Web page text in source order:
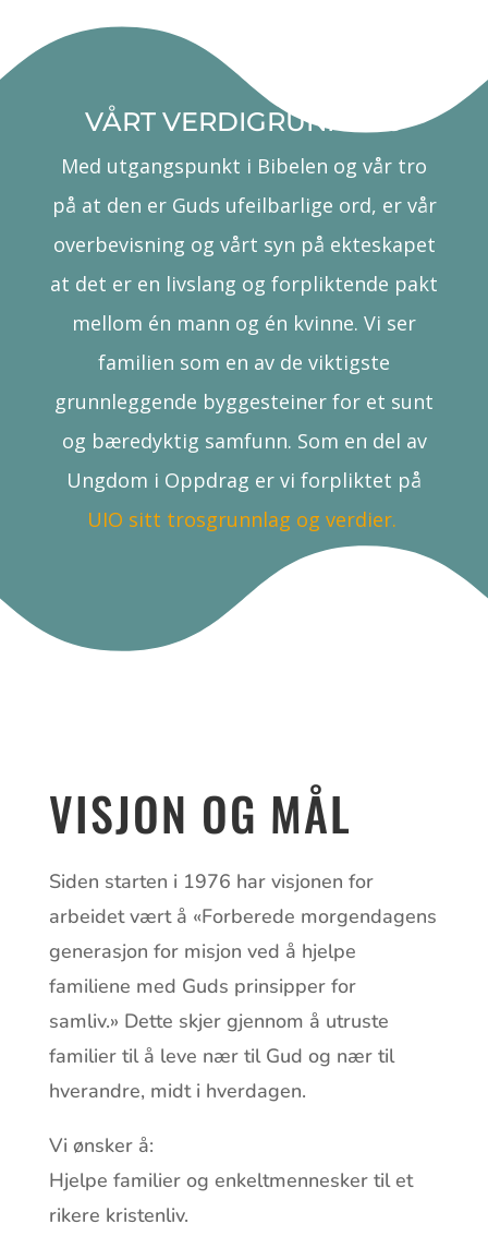
VÅRT VERDIGRUNNLAG
Med utgangspunkt i Bibelen og vår tro
på at den er Guds ufeilbarlige ord, er vår
overbevisning og vårt syn på ekteskapet
at det er en livslang og forpliktende pakt
mellom én mann og én kvinne. Vi ser
familien som en av de viktigste
grunnleggende byggesteiner for et sunt
og bæredyktig samfunn. Som en del av
Ungdom i Oppdrag er vi forpliktet på
UIO sitt trosgrunnlag og verdier.
VISJON OG MÅL
Siden starten i 1976 har visjonen for
arbeidet vært å «Forberede morgendagens
generasjon for misjon ved å hjelpe
familiene med Guds prinsipper for
samliv.» Dette skjer gjennom å utruste
familier til å leve nær til Gud og nær til
hverandre, midt i hverdagen.
Vi ønsker å:
Hjelpe familier og enkeltmennesker til et
rikere kristenliv.